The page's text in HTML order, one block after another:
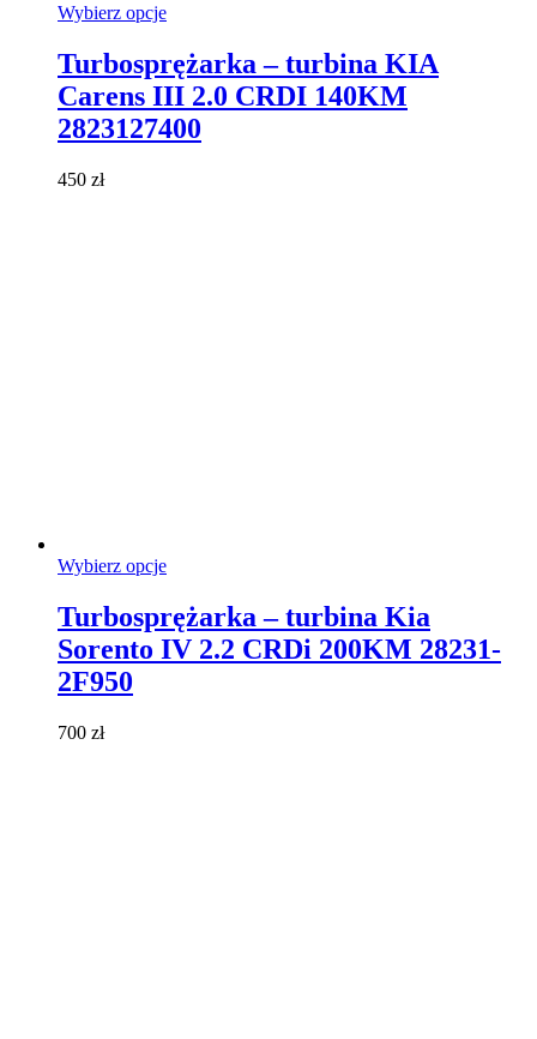
Wybierz opcjeTen
wiele
wariantów.
Opcje
można
Turbosprężarka – turbina KIA
Carens III 2.0 CRDI 140KM
2823127400
450 zł
Wybierz opcjeTen
wiele
wariantów.
Turbosprężarka – turbina Kia
Sorento IV 2.2 CRDi 200KM 28231-
2F950
700 zł